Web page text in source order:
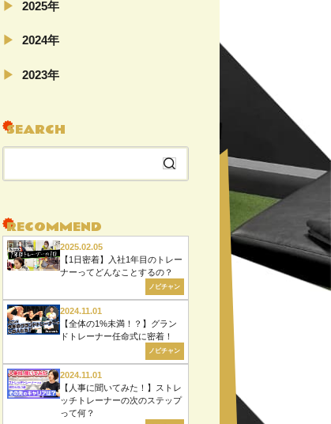
2025年
2024年
2023年
07月（6）
06月（6）
SEARCH
検
索
RECOMMEND
2025.02.05
【1日密着】入社1年目のトレー
ナーってどんなことするの？
ノビチャン
2024.11.01
【全体の1%未満！？】グラン
ドトレーナー任命式に密着！
ノビチャン
2024.11.01
【人事に聞いてみた！】ストレ
ッチトレーナーの次のステップ
って何？